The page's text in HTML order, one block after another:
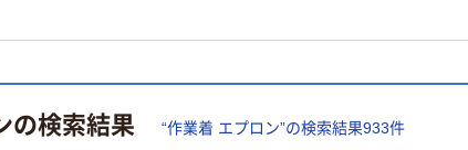
の検索結果 “作業着 エプロン”の検索結果933件